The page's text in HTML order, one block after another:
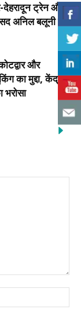
देहरादून ट्रेन और
अनिल बलूनी ने
और
का मुद्दा, केंद्रीय
भरोसा